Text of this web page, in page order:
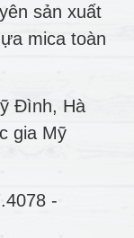
sản xuất
mica toàn
Đình, Hà
gia Mỹ
-